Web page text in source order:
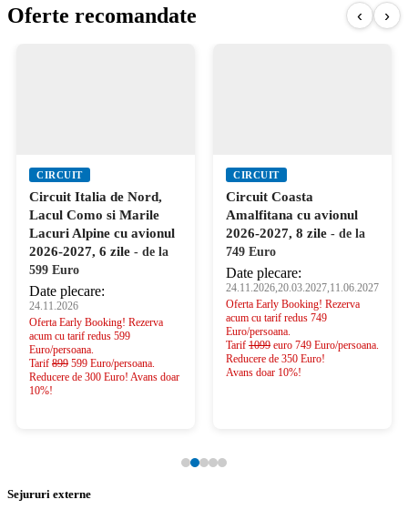
Oferte recomandate ‹ ›
CIRCUIT
Circuit Italia de Nord,
Lacul Como si Marile
Lacuri Alpine cu avionul
2026-2027, 6 zile - de la
599 Euro
Date plecare:
24.11.2026
Oferta Early Booking! Rezerva
acum cu tarif redus 599
Euro/persoana.
Tarif 899 599 Euro/persoana.
Reducere de 300 Euro! Avans doar
10%!
CIRCUIT
Circuit Coasta
Amalfitana cu avionul
2026-2027, 8 zile - de la
749 Euro
Date plecare:
24.11.2026,20.03.2027,11.06.2027
Oferta Early Booking! Rezerva
acum cu tarif redus 749
Euro/persoana.
Tarif 1099 euro 749 Euro/persoana.
Reducere de 350 Euro!
Avans doar 10%!
Sejururi externe